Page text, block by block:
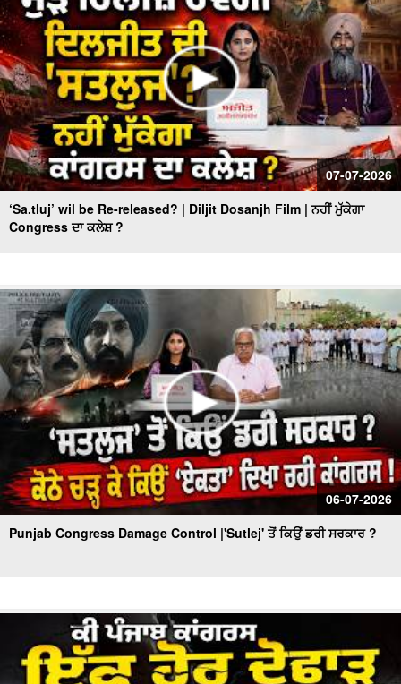
07-07-2026
‘Sa.tluj’ wil be Re-released? | Diljit Dosanjh Film | ਨਹੀਂ ਮੁੱਕੇਗਾ
Congress ਦਾ ਕਲੇਸ਼ ?
06-07-2026
Punjab Congress Damage Control |'Sutlej' ਤੋਂ ਕਿਉਂ ਡਰੀ ਸਰਕਾਰ ?